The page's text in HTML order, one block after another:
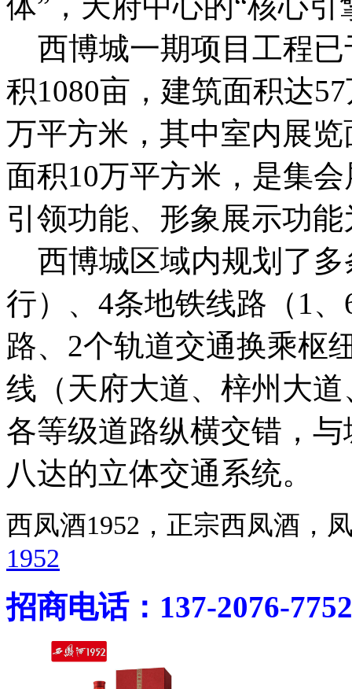
西博城一期项目工程已
积1080亩，建筑面积达
万平方米，其中室内展
面积10万平方米，是集
引领功能、形象展示功
西博城区域内规划了多
行）、4条地铁线路（1
路、2个轨道交通换乘枢
线（天府大道、梓州大
各等级道路纵横交错，
八达的立体交通系统。
西凤酒1952，正宗西凤酒
1952
招商电话：137-2076-7752